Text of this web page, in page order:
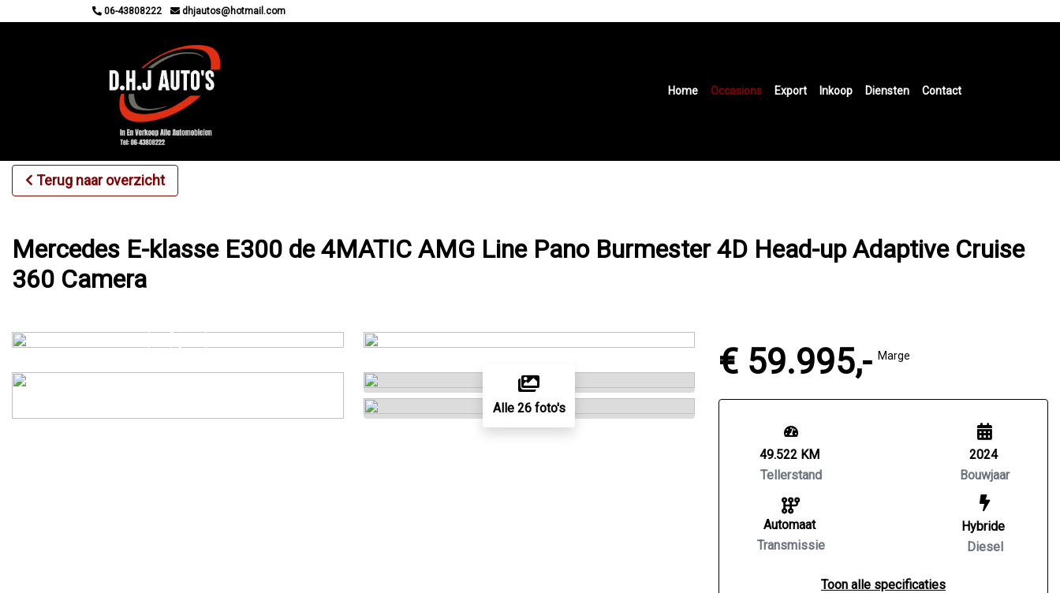
06-43808222 dhjautos@hotmail.com
Home Occasions Export Inkoop Diensten Contact
Terug naar overzicht
Mercedes E-klasse E300 de 4MATIC AMG Line Pano Burmester 4D Head-up Adaptive Cruise
360 Camera
Alle 26 foto's
€ 59.995,- Marge
49.522 KM
Tellerstand
Automaat
Transmissie
2024
Bouwjaar
Hybride
Diesel
Toon alle specificaties